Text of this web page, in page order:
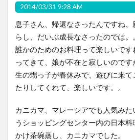
2014/03/31 9:28 AM
息子さん、帰還なさったんですね
らし、だいぶ成長なさったのでは。。
誰かのためのお料理って楽しいで
ってきて、娘が不在と寂しいので
生の甥っ子が春休みで、遊びに来て
たりしてくれて、楽しいです。。
カニカマ、マレーシアでも人気みた
うショッピングセンター内の日本
かけ茶碗蒸し、カニカマでした。